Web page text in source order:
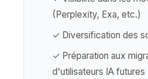
(Perplexity, Exa, etc.)
✓ Diversification des
✓ Préparation aux
d'utilisateurs IA futures